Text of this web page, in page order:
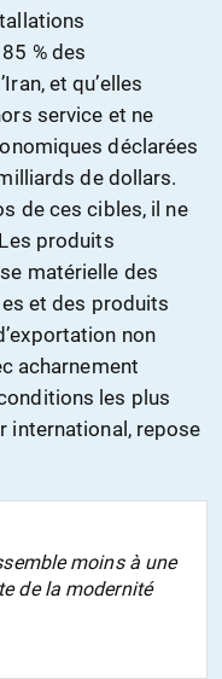
% des
et qu’elles
service et ne
déclarées
de dollars.
de ces cibles, il ne
produits
matérielle des
et des produits
non
acharnement
les plus
international, repose
moins à une
de la modernité